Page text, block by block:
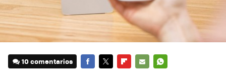
10 comentarios